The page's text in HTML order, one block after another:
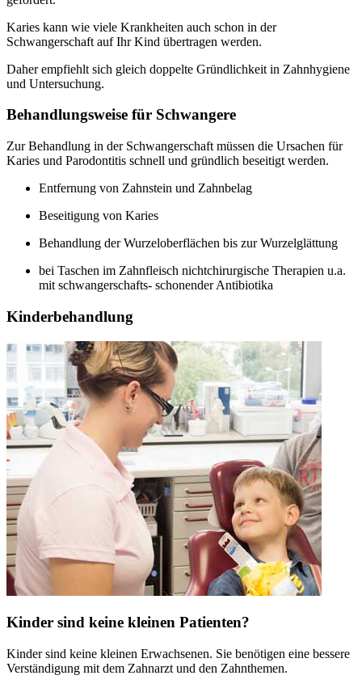
Karies kann wie viele Krankheiten auch schon in der
Schwangerschaft auf Ihr Kind übertragen werden.
Daher empfiehlt sich gleich doppelte Gründlichkeit in Zahnhygiene
und Untersuchung.
Behandlungsweise für Schwangere
Zur Behandlung in der Schwangerschaft müssen die Ursachen für
Karies und Parodontitis schnell und gründlich beseitigt werden.
Entfernung von Zahnstein und Zahnbelag
Beseitigung von Karies
Behandlung der Wurzeloberflächen bis zur Wurzelglättung
bei Taschen im Zahnfleisch nichtchirurgische Therapien u.a.
mit schwangerschafts- schonender Antibiotika
Kinderbehandlung
Kinder sind keine kleinen Patienten?
Kinder sind keine kleinen Erwachsenen. Sie benötigen eine bessere
Verständigung mit dem Zahnarzt und den Zahnthemen.